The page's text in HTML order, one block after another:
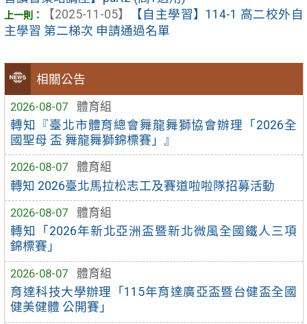
相關公告
2026-08-07
體育組
轉知『臺北市體育總會舞龍舞獅協會辦理「2026全
國聖母 盃 舞龍舞獅錦標賽」』
2026-08-07
體育組
轉知 2026臺北馬拉松志工及賽道啦啦隊招募活動
2026-08-07
體育組
轉知「2026年新北亞洲盃暨新北微風全國鐵人三項
錦標賽」
2026-08-07
體育組
育達科技大學辦理「115年育達廣亞盃暨台健盃全國
健美健體 公開賽」
【2025-11-05】
【自主學習】114-1 高二校外自
主學習 第二梯次 申請通過名單